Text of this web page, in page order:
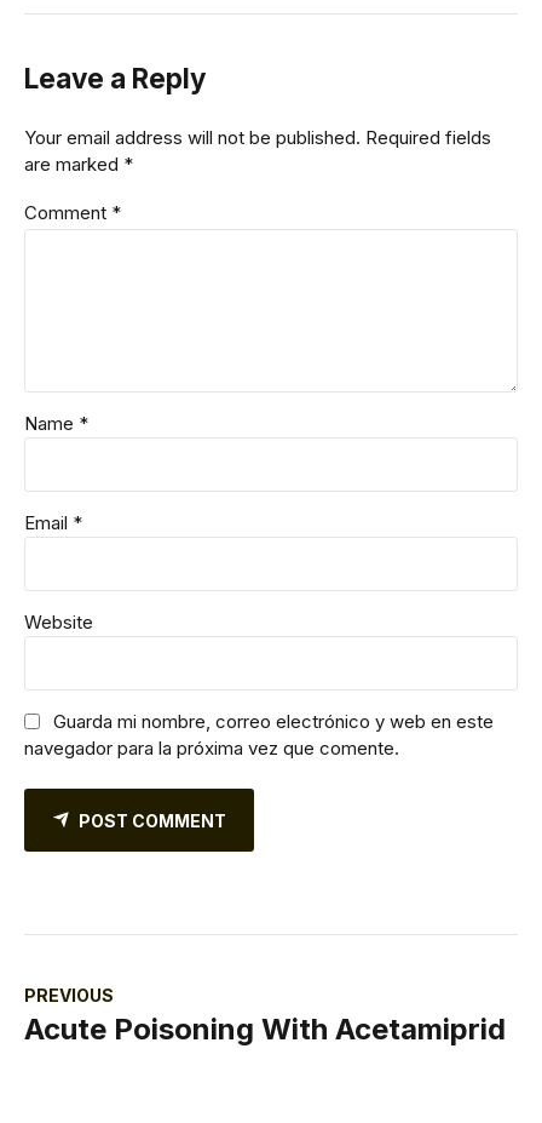
Leave a Reply
Your email address will not be published. Required fields
are marked *
Comment *
Name *
Email *
Website
Guarda mi nombre, correo electrónico y web en este
navegador para la próxima vez que comente.
POST COMMENT
PREVIOUS
Acute Poisoning With Acetamiprid